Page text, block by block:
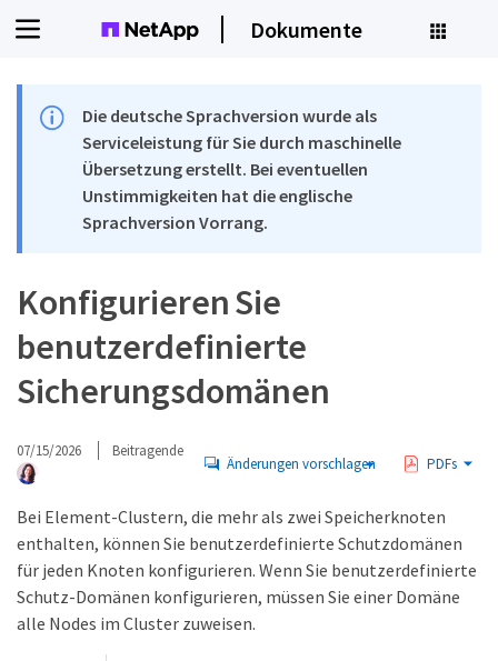
Dokumente
Die deutsche Sprachversion wurde als
Serviceleistung für Sie durch maschinelle
Übersetzung erstellt. Bei eventuellen
Unstimmigkeiten hat die englische
Sprachversion Vorrang.
Konfigurieren Sie
benutzerdefinierte
Sicherungsdomänen
07/15/2026 Beitragende
Änderungen vorschlagen PDFs
Bei Element-Clustern, die mehr als zwei Speicherknoten
enthalten, können Sie benutzerdefinierte Schutzdomänen
für jeden Knoten konfigurieren. Wenn Sie benutzerdefinierte
Schutz-Domänen konfigurieren, müssen Sie einer Domäne
alle Nodes im Cluster zuweisen.